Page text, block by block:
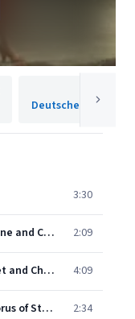
3:30
Bizet: Carmen, WD 31, Act I - Scene and Chorus. Sur la place chacun passe 2:09
Bizet: Carmen, WD 31, Act I - Duet and Chorus. Regardez donc cette petite 4:09
Bizet: Carmen, WD 31, Act I - Chorus of Street-Boys. Avec la garde montante 2:34